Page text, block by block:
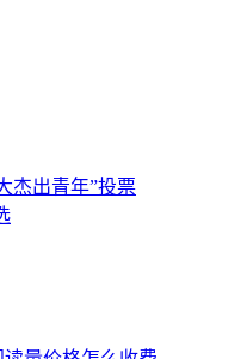
杰出青年”投票